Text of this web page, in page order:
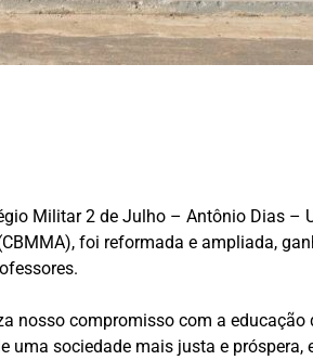
Militar 2 de Julho – Antônio Dias –
foi reformada e ampliada,
nosso compromisso com a
sociedade mais justa e